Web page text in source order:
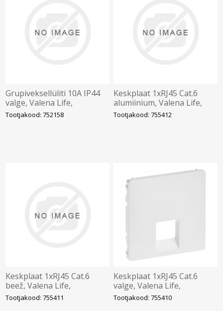
Grupiveksellüliti 10A IP44
valge, Valena Life,
LEGRAND
Tootjakood: 752158
Keskplaat 1xRJ45 Cat.6
alumiinium, Valena Life,
LEGRAND
Tootjakood: 755412
Keskplaat 1xRJ45 Cat.6
beež, Valena Life,
LEGRAND
Tootjakood: 755411
Keskplaat 1xRJ45 Cat.6
valge, Valena Life,
LEGRAND
Tootjakood: 755410